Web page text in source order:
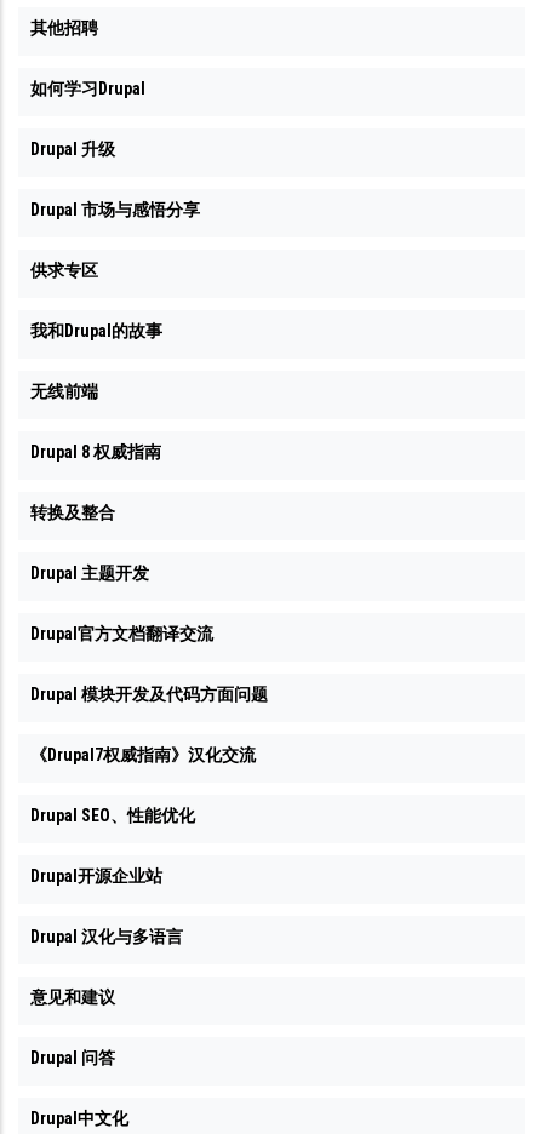
其他招聘
如何学习Drupal
Drupal 升级
Drupal 市场与感悟分享
供求专区
我和Drupal的故事
无线前端
Drupal 8 权威指南
转换及整合
Drupal 主题开发
Drupal官方文档翻译交流
Drupal 模块开发及代码方面问题
《Drupal7权威指南》汉化交流
Drupal SEO、性能优化
Drupal开源企业站
Drupal 汉化与多语言
意见和建议
Drupal 问答
Drupal中文化